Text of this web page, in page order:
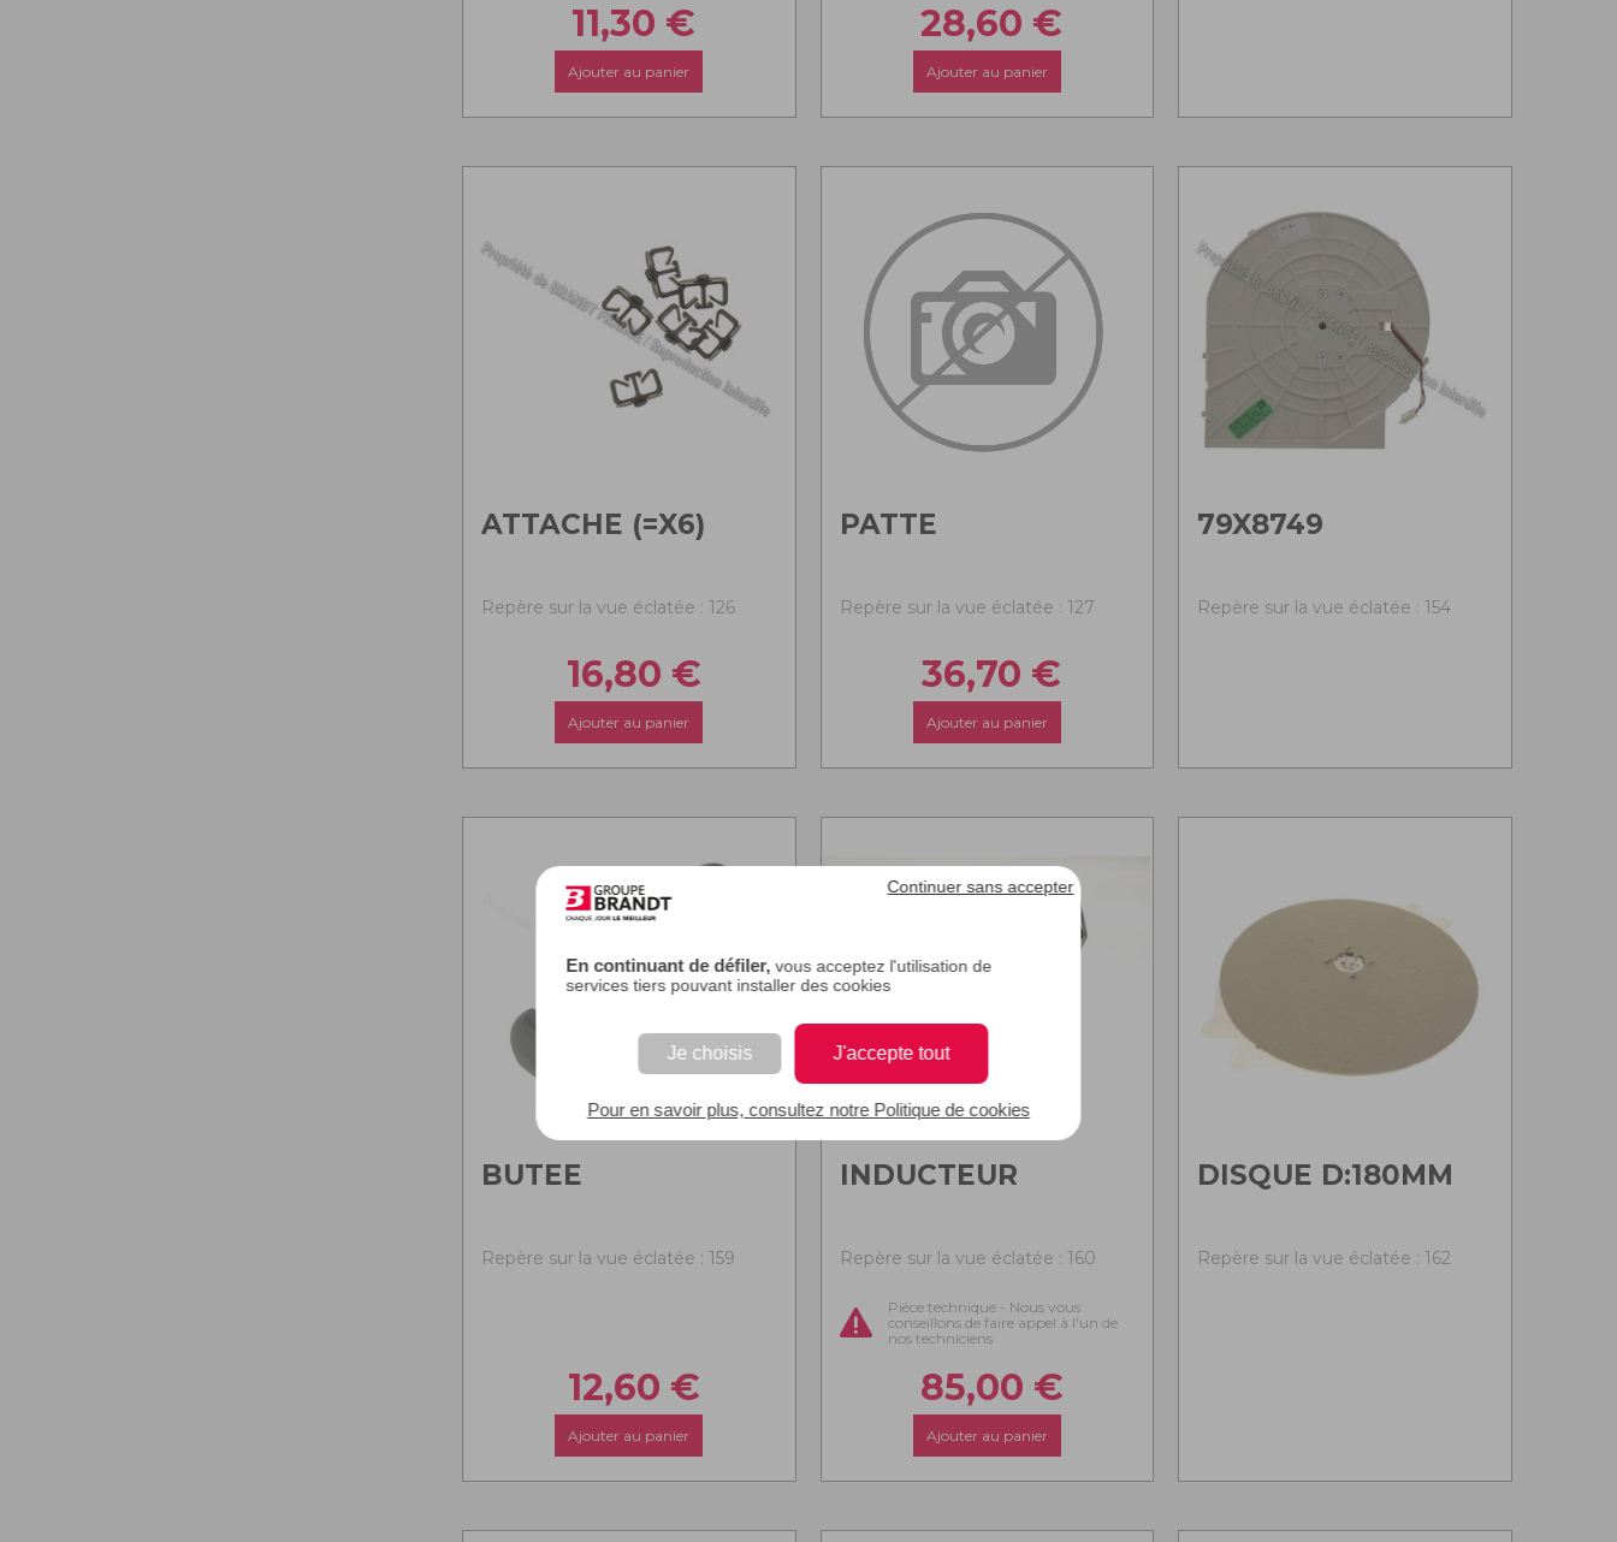
En continuant de défiler, vous acceptez l'utilisation de
services tiers pouvant installer des cookies
Je choisis J'accepte tout
Continuer sans accepter
Pour en savoir plus, consultez notre Politique de cookies
11,30 €
Ajouter au panier
28,60 €
Ajouter au panier
ATTACHE (=X6)
Repère sur la vue éclatée : 126
16,80 €
Ajouter au panier
PATTE
Repère sur la vue éclatée : 127
36,70 €
Ajouter au panier
79X8749
Repère sur la vue éclatée : 154
BUTEE
Repère sur la vue éclatée : 159
12,60 €
Ajouter au panier
INDUCTEUR
Repère sur la vue éclatée : 160
Pièce technique - Nous vous
conseillons de faire appel à l'un de
nos techniciens
85,00 €
Ajouter au panier
DISQUE D:180MM
Repère sur la vue éclatée : 162